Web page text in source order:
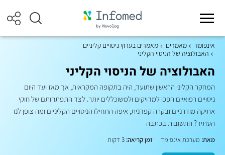
אינפומד מאמרים
מאמרים בערוץ ניסויים קליניים
האבולוציה של הניסוי הקליני
האבולוציה של הניסוי הקליני
המחקר הקליני הראשון שתועד, היה בתקופה המקראית, אך מאז ועד היום
ניסויים רפואיים הפכו למדויקים ולמשוכללים יותר. לצד התפתחותם של חוקי
אתיקה מודרניים ובקרה קפדנית, איפה התחילו הניסויים הקליניים ומה צופן לנו
העתיד? התשובות בכתבה
מאת: מערכת אינפומד זמן קריאה: